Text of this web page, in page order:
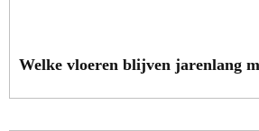
Welke vloeren blijven jarenlang